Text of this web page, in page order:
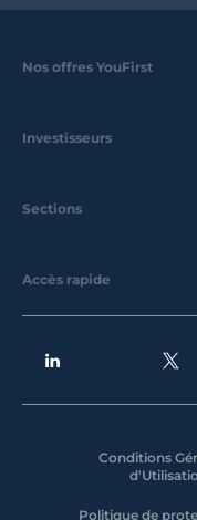
Nos offres YouFirst
Investisseurs
Sections
Accès rapide
Conditions
Politique de